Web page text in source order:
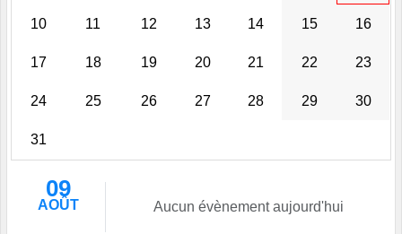
10 11 12 13 14 15 16
17 18 19 20 21 22 23
24 25 26 27 28 29 30
31
09
AOÛT Aucun évènement aujourd'hui